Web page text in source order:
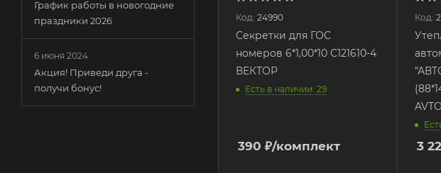
Код: 24990
Секретки для ГОС
номеров 6*1,00*10 C121610-4
ВЕКТОР
Есть в наличии: 29
390 ₽/комплект
Код:
3
График работы в новогодние
праздники 2026
6 июня 2024
Акция! Приведи друга -
получи бонус!